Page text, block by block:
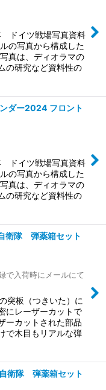
ドイツ戦場写真資料
の写真から構成した
真は、ディオラマの
の研究など資料性の
ダー2024 フロント
ドイツ戦場写真資料
の写真から構成した
真は、ディオラマの
の研究など資料性の
衛隊 弾薬箱セット
で入荷時にメールにて
突板（つきいた）に
にレーザーカットで
ーカットされた部品
で木目もリアルな弾
衛隊 弾薬箱セット